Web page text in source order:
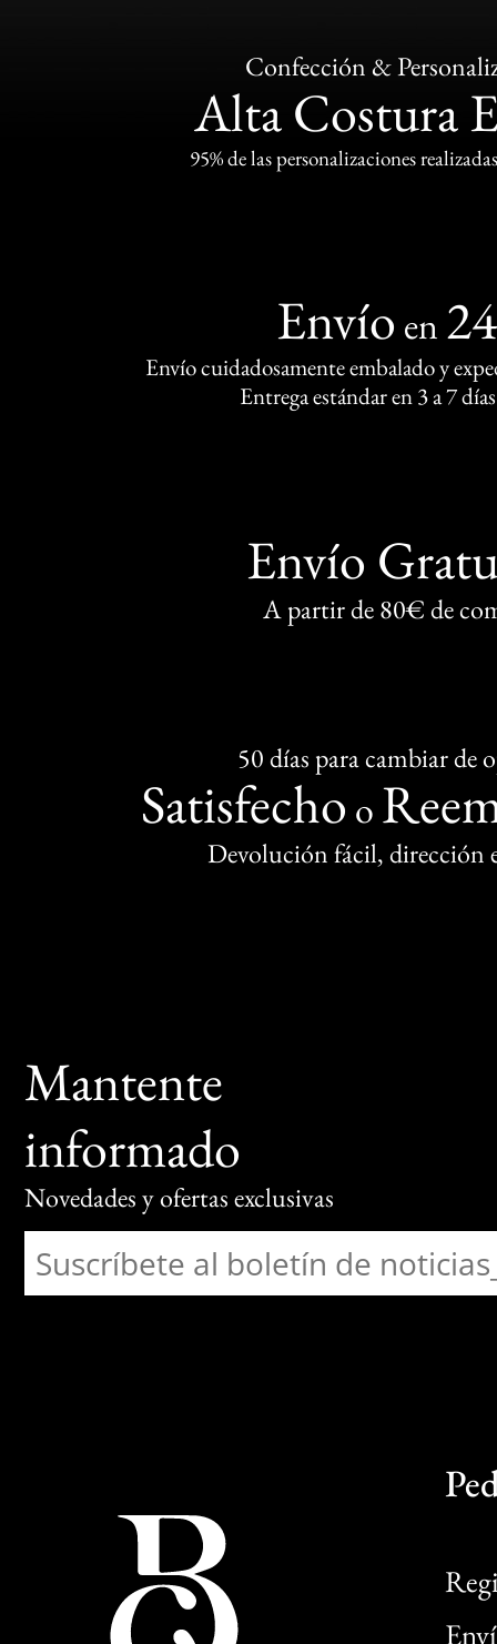
Confección &
Alta Costura
95% de las personalizaciones
Envío en
Envío cuidadosamente embalado y
Entrega estándar en 3 a 7
Envío
A partir de 80€ de
50 días para cambiar de
Satisfecho o
Devolución fácil, dirección
Mantente
informado
Novedades y ofertas exclusivas